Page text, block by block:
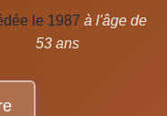
le 1987 à l'âge de
53 ans